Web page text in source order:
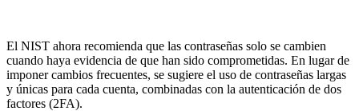
El NIST ahora recomienda que las contraseñas solo se cambien
cuando haya evidencia de que han sido comprometidas. En lugar de
imponer cambios frecuentes, se sugiere el uso de contraseñas largas
y únicas para cada cuenta, combinadas con la autenticación de dos
factores (2FA).